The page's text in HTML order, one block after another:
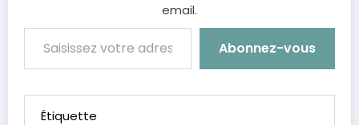
email.
Saisissez votre adresse e-mail…
Abonnez-vous
Étiquette